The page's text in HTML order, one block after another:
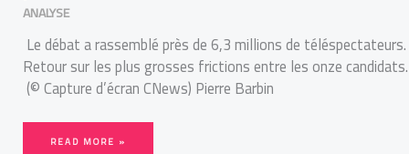
ANALYSE
Le débat a rassemblé près de 6,3 millions de téléspectateurs.
Retour sur les plus grosses frictions entre les onze candidats.
(© Capture d’écran CNews) Pierre Barbin
READ MORE »